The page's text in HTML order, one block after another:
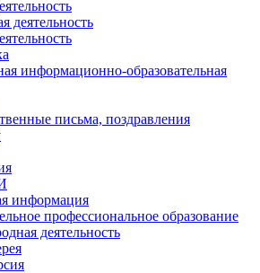
деятельность
информационно-образовательная
письма, поздравления
информация
профессиональное образование
деятельность